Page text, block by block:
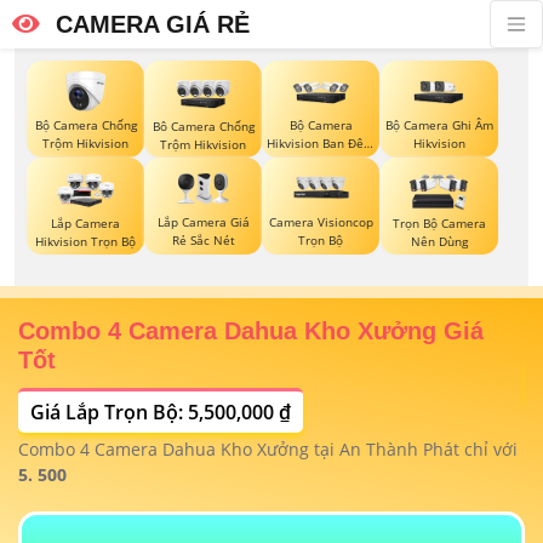
CAMERA GIÁ RẺ
Bộ Camera Chống
Trộm Hikvision
Bô Camera Chống
Trộm Hikvision
Bộ Camera
Hikvision Ban Đêm
Có Màu
Bộ Camera Ghi Âm
Hikvision
Lắp Camera
Hikvision Trọn Bộ
Lắp Camera Giá
Rẻ Sắc Nét
Camera Visioncop
Trọn Bộ
Trọn Bộ Camera
Nên Dùng
Combo 4 Camera Dahua Kho Xưởng Giá
Tốt
Giá Lắp Trọn Bộ: 5,500,000 ₫
Combo 4 Camera Dahua Kho Xưởng tại An Thành Phát chỉ với
5. 500